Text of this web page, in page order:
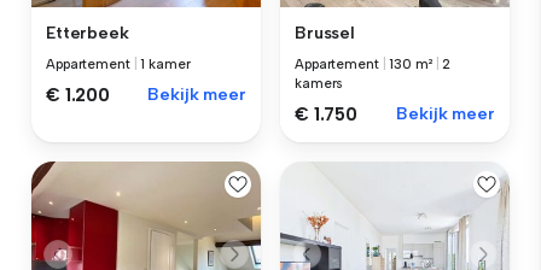
Etterbeek
Appartement |1 kamer
€ 1.200 Bekijk meer
Brussel
Appartement |130 m² |2
kamers
€ 1.750 Bekijk meer